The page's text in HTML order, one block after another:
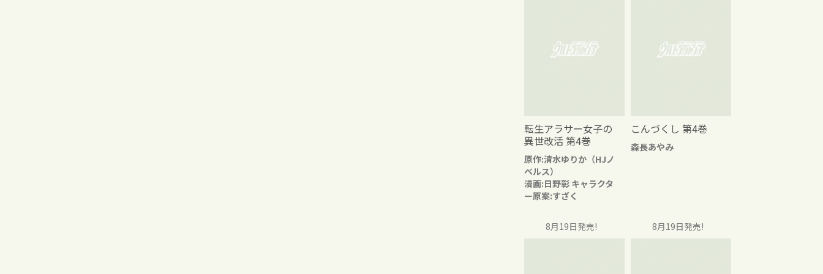
転生アラサー女子の
異世改活 第4巻
原作:清水ゆりか（HJノ
ベルス）
漫画:日野彰 キャラクタ
ー原案:すざく
こんづくし 第4巻
森長あやみ
8月19日発売! 8月19日発売!